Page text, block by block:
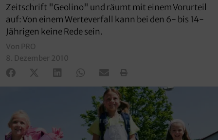
Zeitschrift "Geolino" und räumt mit einem Vorurteil
auf: Von einem Werteverfall kann bei den 6- bis 14-
Jährigen keine Rede sein.
Von PRO
8. Dezember 2010